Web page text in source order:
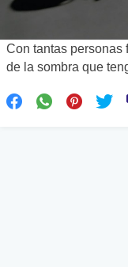
Con tantas personas
de la sombra que